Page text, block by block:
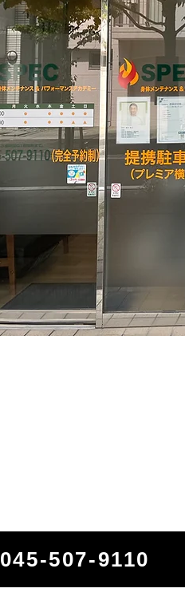
045-507-9110